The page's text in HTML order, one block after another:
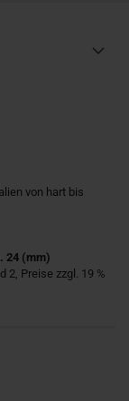
von hart bis
24 (mm)
2, Preise zzgl. 19 %